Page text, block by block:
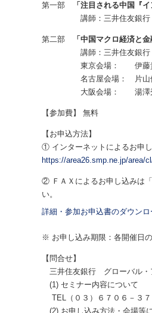
第一部
「注目される中国『
講師：三井住友銀行（中
第二部
「中国マクロ経済と
講師：三井住友銀行 グ
東京会場： 伊藤
名古屋会場： 片山
大阪会場： 湯澤
【参加費】 無料
【お申込方法】
① インターネットによるお申
https://area26.smp.ne.jp/area/
② ＦＡＸによるお申し込みは
い。
詳細・参加お申込書のダウンロ
※ お申し込み期限：各開催日
【問合せ】
三井住友銀行 グローバル・
(1) セミナー内容について
TEL（０３）６７０６－３
(2) お申し込み方法・会場等